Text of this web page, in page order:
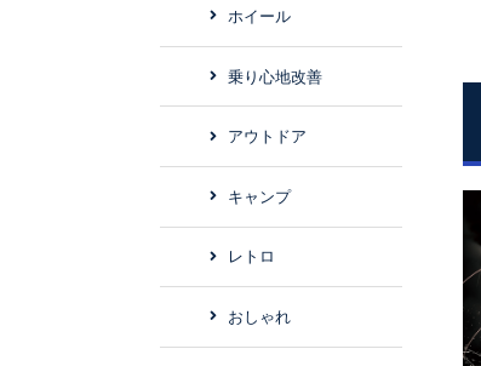
ホイール
乗り心地改善
アウトドア
キャンプ
レトロ
おしゃれ